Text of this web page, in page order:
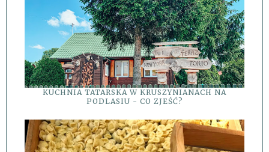
KUCHNIA TATARSKA W KRUSZYNIANACH NA
PODLASIU - CO ZJEŚĆ?